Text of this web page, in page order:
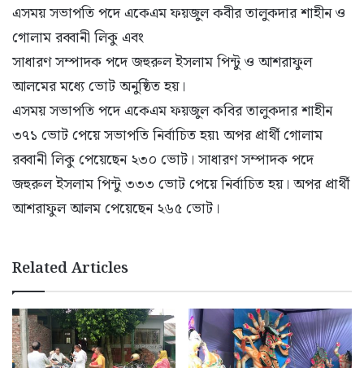
এসময় সভাপতি পদে একেএম ফয়জুল কবীর তালুকদার শাহীন ও
গোলাম রব্বানী লিকু এবং
সাধারণ সম্পাদক পদে জহুরুল ইসলাম পিন্টু ও আশরাফুল
আলমের মধ্যে ভোট অনুষ্ঠিত হয়।
এসময় সভাপতি পদে একেএম ফয়জুল কবির তালুকদার শাহীন
৩৭১ ভোট পেয়ে সভাপতি নির্বাচিত হয়৷ অপর প্রার্থী গোলাম
রব্বানী লিকু পেয়েছেন ২৩০ ভোট। সাধারণ সম্পাদক পদে
জহুরুল ইসলাম পিন্টু ৩৩৩ ভোট পেয়ে নির্বাচিত হয়। অপর প্রার্থী
আশরাফুল আলম পেয়েছেন ২৬৫ ভোট।
Related Articles